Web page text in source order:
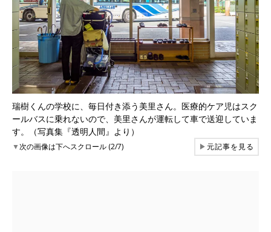
瑞樹くんの学校に、毎日付き添う美里さん。医療的ケア児はスク
ールバスに乗れないので、美里さんが運転して車で送迎していま
す。（写真集『透明人間』より）
▼次の画像は下へスクロール (2/7) ▶元記事を見る